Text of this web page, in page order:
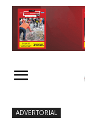
ADVERTORIAL